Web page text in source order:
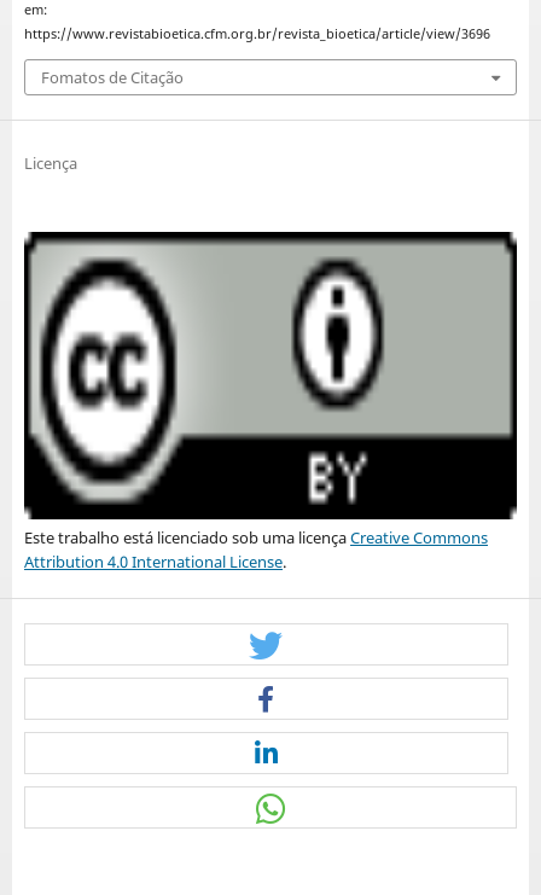
em:
https://www.revistabioetica.cfm.org.br/revista_bioetica/article/view/3696
Fomatos de Citação
Licença
Este trabalho está licenciado sob uma licençaCreative Commons
Attribution 4.0 International License.